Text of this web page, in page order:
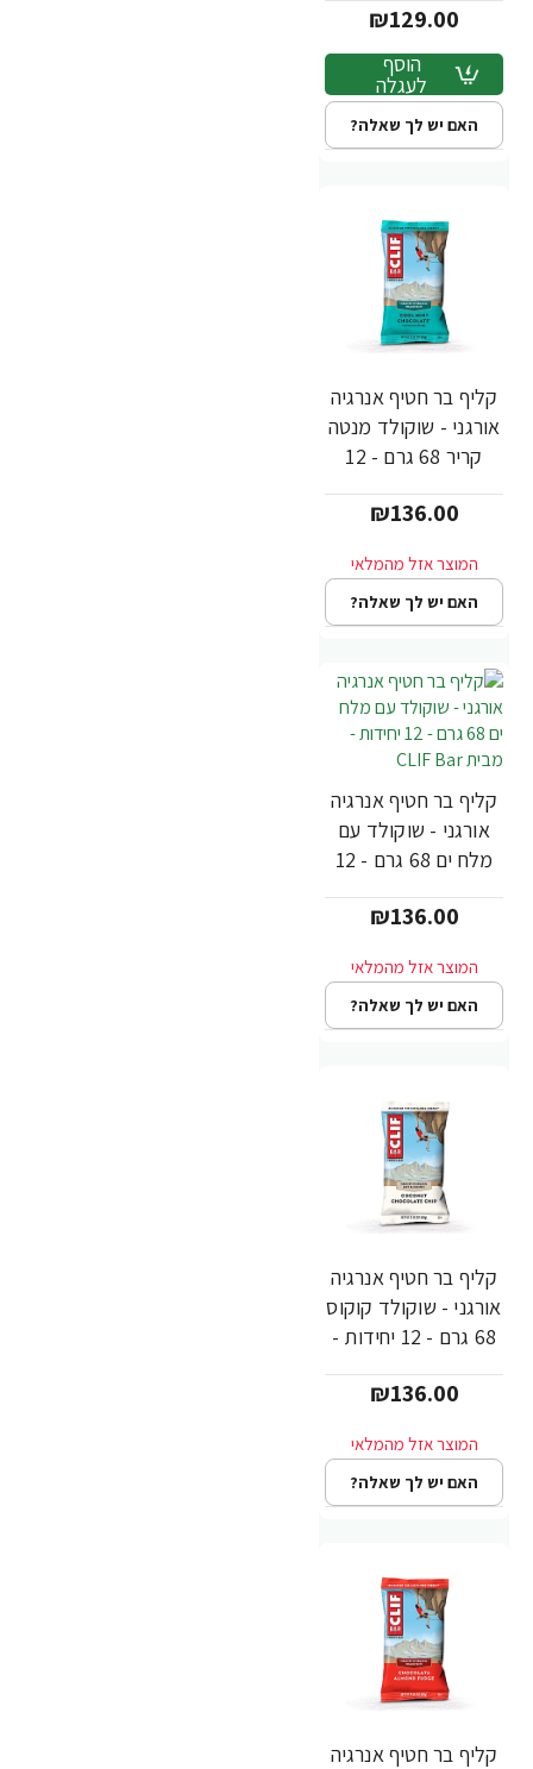
Bar
₪129.00
הוסף
לעגלה
האם יש לך שאלה?
קליף בר חטיף אנרגיה
אורגני - שוקולד מנטה
קריר 68 גרם - 12
Bar
₪136.00
האם יש לך שאלה?
קליף בר חטיף אנרגיה
אורגני - שוקולד עם
מלח ים 68 גרם - 12
Bar
₪136.00
האם יש לך שאלה?
קליף בר חטיף אנרגיה
אורגני - שוקולד קוקוס
68 גרם - 12 יחידות -
₪136.00
האם יש לך שאלה?
קליף בר חטיף אנרגיה